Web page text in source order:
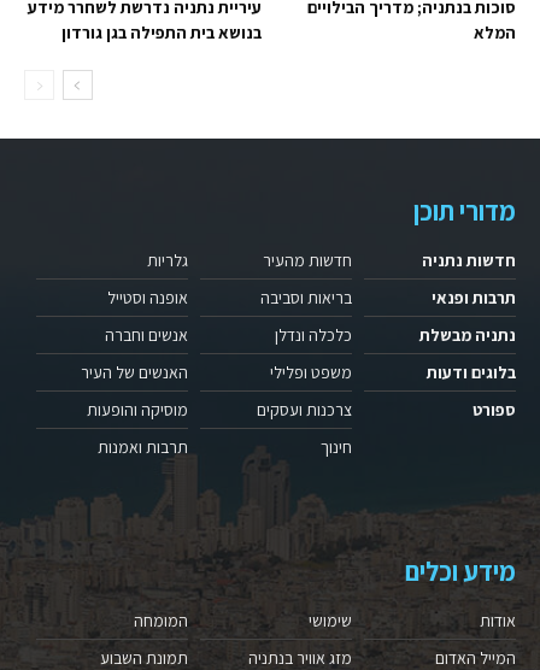
עיריית נתניה נדרשת לשחרר מידע
בנושא בית התפילה בגן גורדון
סוכות בנתניה; מדריך הבילויים
המלא
מדורי תוכן
חדשות נתניה
תרבות ופנאי
נתניה מבשלת
בלוגים ודעות
ספורט
חדשות מהעיר
בריאות וסביבה
כלכלה ונדלן
משפט ופלילי
צרכנות ועסקים
חינוך
גלריות
אופנה וסטייל
אנשים וחברה
האנשים של העיר
מוסיקה והופעות
תרבות ואמנות
מידע וכלים
אודות
המייל האדום
שימושי
מזג אוויר בנתניה
המומחה
תמונת השבוע